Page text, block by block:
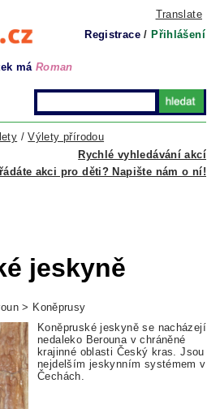
Translate
Registrace / Přihlášení
má Roman
Rychlé vyhledávání akcí
/Výlety přírodou
akci pro děti? Napište nám o ní!
jeskyně
> Koněprusy
Koněpruské jeskyně se nacházejí
nedaleko Berouna v chráněné
krajinné oblasti Český kras. Jsou
nejdelším jeskynním systémem v
Čechách.